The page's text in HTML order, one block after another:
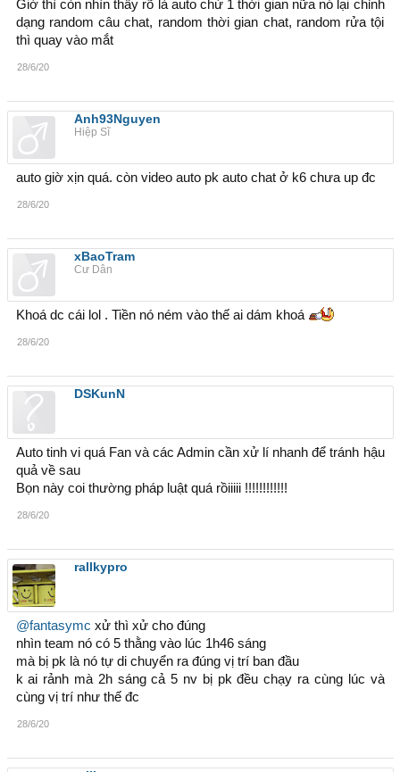
Giờ thì còn nhìn thấy rõ là auto chứ 1 thời gian nữa nó lại chỉnh
dạng random câu chat, random thời gian chat, random rửa tội
thì quay vào mắt
28/6/20
Anh93Nguyen
Hiệp Sĩ
auto giờ xịn quá. còn video auto pk auto chat ở k6 chưa up đc
28/6/20
xBaoTram
Cư Dân
Khoá dc cái lol . Tiền nó ném vào thế ai dám khoá
28/6/20
DSKunN
Auto tinh vi quá Fan và các Admin cần xử lí nhanh để tránh hậu
quả về sau
Bọn này coi thường pháp luật quá rồiiiii !!!!!!!!!!!!
28/6/20
rallkypro
@fantasymc xử thì xử cho đúng
nhìn team nó có 5 thằng vào lúc 1h46 sáng
mà bị pk là nó tự di chuyển ra đúng vị trí ban đầu
k ai rảnh mà 2h sáng cả 5 nv bị pk đều chạy ra cùng lúc và
cùng vị trí như thế đc
28/6/20